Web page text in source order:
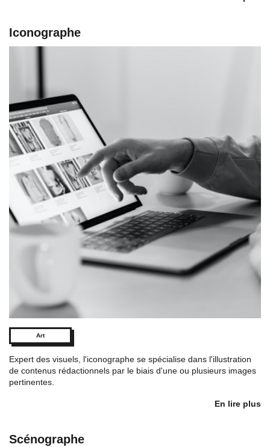
Iconographe
Art
Expert des visuels, l'iconographe se spécialise dans l'illustration
de contenus rédactionnels par le biais d'une ou plusieurs images
pertinentes.
En lire plus
Scénographe